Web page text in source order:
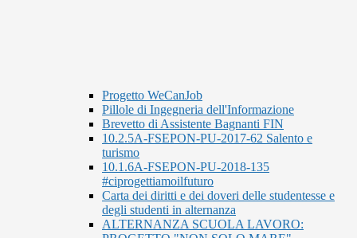
Progetto WeCanJob
Pillole di Ingegneria dell'Informazione
Brevetto di Assistente Bagnanti FIN
10.2.5A-FSEPON-PU-2017-62 Salento e
turismo
10.1.6A-FSEPON-PU-2018-135
#ciprogettiamoilfuturo
Carta dei diritti e dei doveri delle studentesse e
degli studenti in alternanza
ALTERNANZA SCUOLA LAVORO: